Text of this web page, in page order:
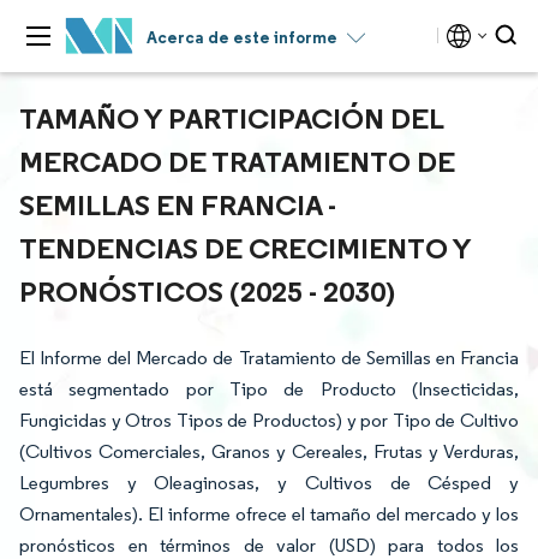
Acerca de este informe
TAMAÑO Y PARTICIPACIÓN DEL
MERCADO DE TRATAMIENTO DE
SEMILLAS EN FRANCIA -
TENDENCIAS DE CRECIMIENTO Y
PRONÓSTICOS (2025 - 2030)
El Informe del Mercado de Tratamiento de Semillas en Francia
está segmentado por Tipo de Producto (Insecticidas,
Fungicidas y Otros Tipos de Productos) y por Tipo de Cultivo
(Cultivos Comerciales, Granos y Cereales, Frutas y Verduras,
Legumbres y Oleaginosas, y Cultivos de Césped y
Ornamentales). El informe ofrece el tamaño del mercado y los
pronósticos en términos de valor (USD) para todos los